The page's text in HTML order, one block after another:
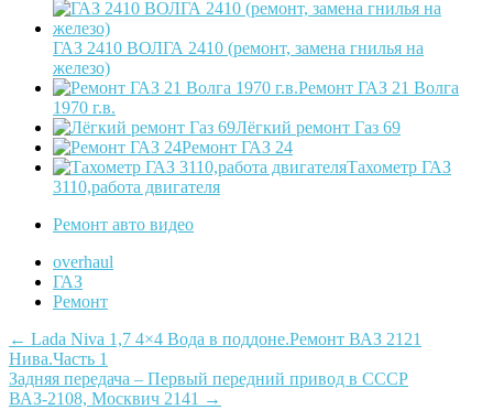
ГАЗ 2410 ВОЛГА 2410 (ремонт, замена гнилья на
железо)
Ремонт ГАЗ 21 Волга
1970 г.в.
Лёгкий ремонт Газ 69
Ремонт ГАЗ 24
Тахометр ГАЗ
3110,работа двигателя
Ремонт авто видео
overhaul
ГАЗ
Ремонт
Post
navigation
← Lada Niva 1,7 4×4 Вода в поддоне.Ремонт ВАЗ 2121
Нива.Часть 1
Задняя передача – Первый передний привод в СССР
ВАЗ-2108, Москвич 2141 →